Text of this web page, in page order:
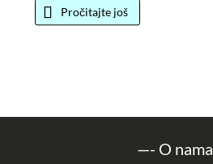
Pročitajte još
—- O nama